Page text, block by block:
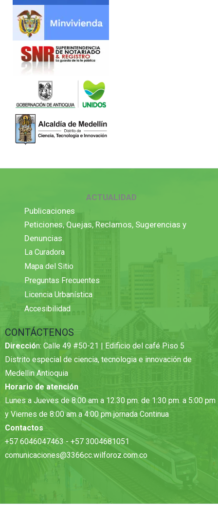
ACTUALIDAD
Publicaciones
Peticiones, Quejas, Reclamos, Sugerencias y
Denuncias
La Curadora
Mapa del Sitio
Preguntas Frecuentes
Licencia Urbanística
Accesibilidad
CONTÁCTENOS
Dirección: Calle 49 #50-21 | Edificio del café Piso 5
Distrito especial de ciencia, tecnologia e innovación de
Medellin Antioquia
Horario de atención
Lunes a Jueves de 8:00 am a 12.30 pm. de 1:30 pm. a 5:00 pm
y Viernes de 8:00 am a 4:00 pm jornada Continua
Contactos
+57 6046047463 - +57 3004681051
comunicaciones@3366cc.wilforoz.com.co